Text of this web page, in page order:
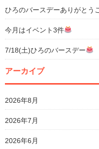
ひろのバースデーありがとう
今月はイベント3件
7/18(土)ひろのバースデー
アーカイブ
2026年8月
2026年7月
2026年6月